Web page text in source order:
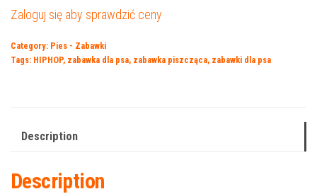
Zaloguj się aby sprawdzić ceny
Category: Pies - Zabawki
Tags: HIPHOP, zabawka dla psa, zabawka piszcząca, zabawki dla psa
Description
Description